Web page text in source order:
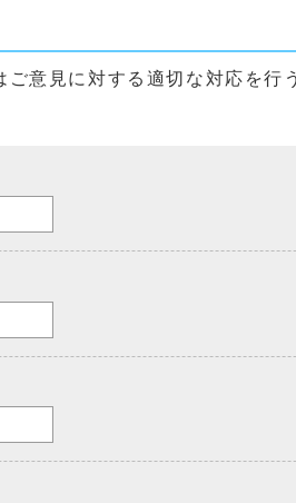
意見に対する適切な対応を行